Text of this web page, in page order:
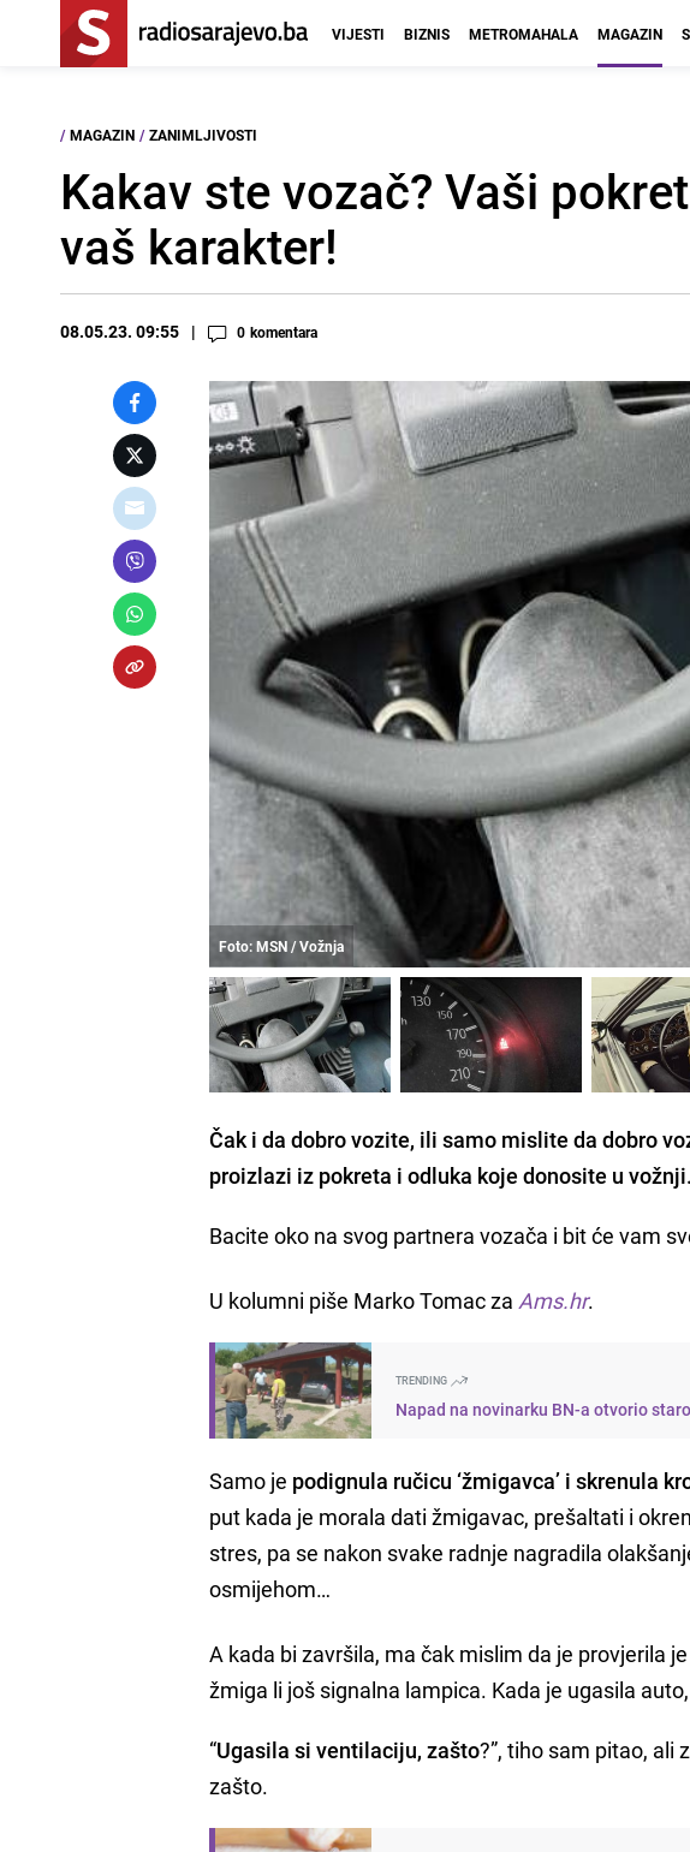
VIJESTI BIZNIS METROMAHALA MAGAZIN
/ MAGAZIN / ZANIMLJIVOSTI
Kakav ste vozač? Vaši
vaš karakter!
08.05.23. 09:55 0 komentara
Foto: MSN / Vožnja
Čak i da dobro vozite, ili samo mislite da dobro
proizlazi iz pokreta i odluka koje donosite u vožnji.
Bacite oko na svog partnera vozača i bit će vam
U kolumni piše Marko Tomac za Ams.hr.
TRENDING
Napad na novinarku BN-a otvorio
Samo je podignula ručicu ‘žmigavca’ i skrenula
put kada je morala dati žmigavac, prešaltati i
stres, pa se nakon svake radnje nagradila
osmijehom…
A kada bi završila, ma čak mislim da je provjerila
žmiga li još signalna lampica. Kada je ugasila
“Ugasila si ventilaciju, zašto?”, tiho sam pitao, ali
zašto.